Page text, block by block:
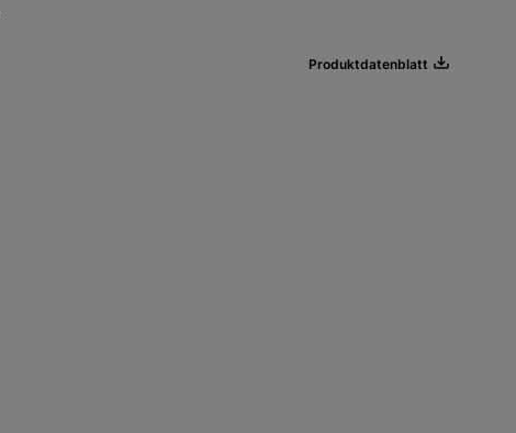
Produktdatenblatt